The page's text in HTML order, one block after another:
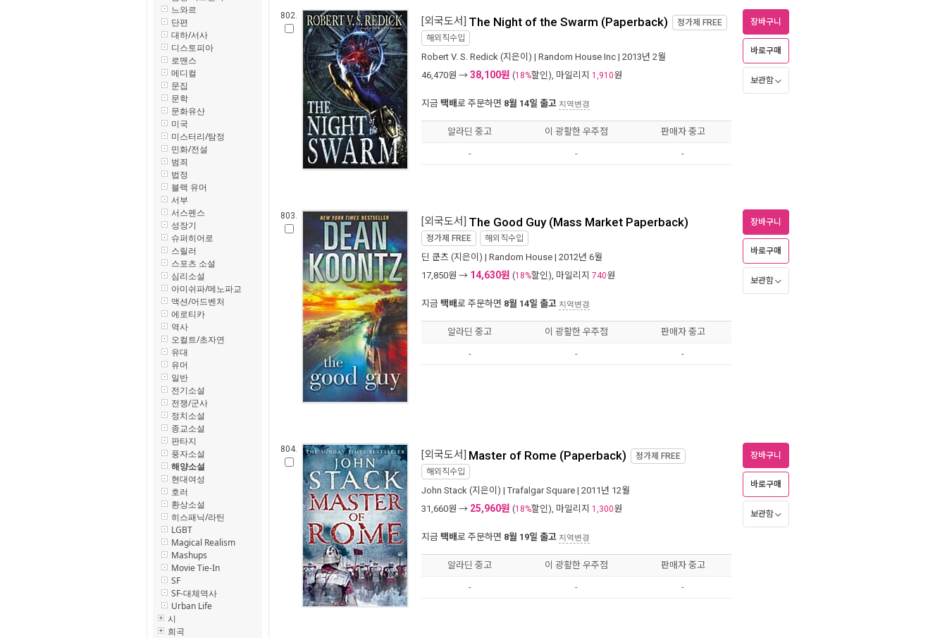
느와르
단편
대하/서사
디스토피아
로맨스
메디컬
문집
문학
문화유산
미국
미스터리/탐정
민화/전설
범죄
법정
블랙 유머
서부
서스펜스
성장기
슈퍼히어로
스릴러
스포츠 소설
심리소설
아미쉬파/메노파교
액션/어드벤처
에로티카
역사
오컬트/초자연
유대
유머
일반
전기소설
전쟁/군사
정치소설
종교소설
판타지
풍자소설
해양소설
현대여성
호러
환상소설
히스패닉/라틴
LGBT
Magical Realism
Mashups
Movie Tie-In
SF
SF-대체역사
Urban Life
시
희곡
802. [외국도서] The Night of the Swarm (Paperback) 정가제 FREE
해외직수입
Robert V. S. Redick (지은이) | Random House Inc | 2013년 2월
46,470원 → 38,100원 (18%할인), 마일리지 1,910원
지금 택배로 주문하면 8월 14일 출고 지역변경
장바구니
바로구매
보관함
알라딘 중고 이 광활한 우주점 판매자 중고
- - -
803. [외국도서] The Good Guy (Mass Market Paperback)
정가제 FREE 해외직수입
딘 쿤츠 (지은이) | Random House | 2012년 6월
17,850원 → 14,630원 (18%할인), 마일리지 740원
지금 택배로 주문하면 8월 14일 출고 지역변경
장바구니
바로구매
보관함
알라딘 중고 이 광활한 우주점 판매자 중고
- - -
804. [외국도서] Master of Rome (Paperback) 정가제 FREE
해외직수입
John Stack (지은이) |Trafalgar Square | 2011년 12월
31,660원 → 25,960원 (18%할인), 마일리지 1,300원
지금 택배로 주문하면 8월 19일 출고 지역변경
장바구니
바로구매
보관함
알라딘 중고 이 광활한 우주점 판매자 중고
- - -